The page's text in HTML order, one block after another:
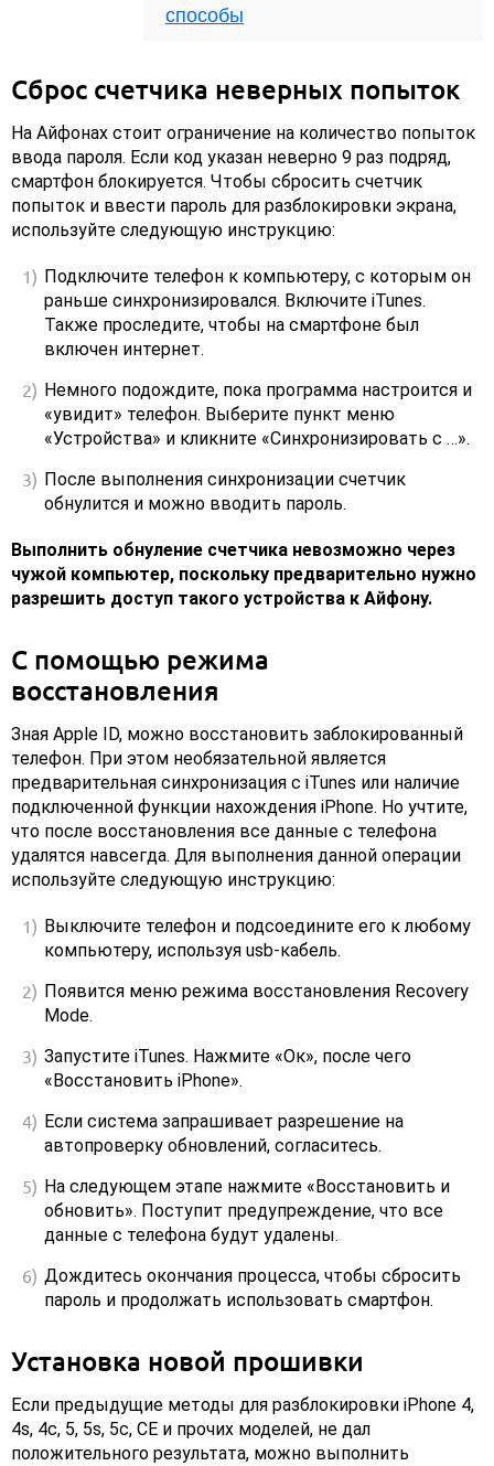
способы
Сброс счетчика неверных попыток
На Айфонах стоит ограничение на количество попыток
ввода пароля. Если код указан неверно 9 раз подряд,
смартфон блокируется. Чтобы сбросить счетчик
попыток и ввести пароль для разблокировки экрана,
используйте следующую инструкцию:
Подключите телефон к компьютеру, с которым он
раньше синхронизировался. Включите iTunes.
Также проследите, чтобы на смартфоне был
включен интернет.
Немного подождите, пока программа настроится и
«увидит» телефон. Выберите пункт меню
«Устройства» и кликните «Синхронизировать с …».
После выполнения синхронизации счетчик
обнулится и можно вводить пароль.
Выполнить обнуление счетчика невозможно через
чужой компьютер, поскольку предварительно нужно
разрешить доступ такого устройства к Айфону.
С помощью режима
восстановления
Зная Apple ID, можно восстановить заблокированный
телефон. При этом необязательной является
предварительная синхронизация с iTunes или наличие
подключенной функции нахождения iPhone. Но учтите,
что после восстановления все данные с телефона
удалятся навсегда. Для выполнения данной операции
используйте следующую инструкцию:
Выключите телефон и подсоедините его к любому
компьютеру, используя usb-кабель.
Появится меню режима восстановления Recovery
Mode.
Запустите iTunes. Нажмите «Ок», после чего
«Восстановить iPhone».
Если система запрашивает разрешение на
автопроверку обновлений, согласитесь.
На следующем этапе нажмите «Восстановить и
обновить». Поступит предупреждение, что все
данные с телефона будут удалены.
Дождитесь окончания процесса, чтобы сбросить
пароль и продолжать использовать смартфон.
Установка новой прошивки
Если предыдущие методы для разблокировки iPhone 4,
4s, 4с, 5, 5s, 5с, СЕ и прочих моделей, не дал
положительного результата, можно выполнить